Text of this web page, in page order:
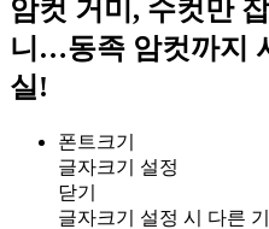
암컷 거미, 수컷만
니…동족 암컷까지
실!
폰트크기
글자크기 설정
닫기
글자크기 설정 시 다른